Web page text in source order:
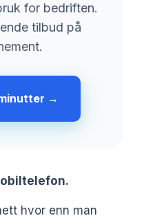
for bedriften.
tilbud på
→
hvor enn man